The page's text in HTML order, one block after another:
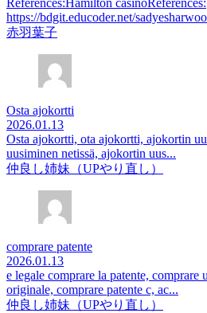
References:Hamilton casinoReferences:
https://bdgit.educoder.net/
赤羽葉子
Osta ajokortti
2026.01.13
Osta ajokortti, ota ajokortti, ajokortin
uusiminen netissä, ajokortin uus...
仲良し姉妹（UPやり直し）
comprare patente
2026.01.13
e legale comprare la patente, comprare
originale, comprare patente c, ac...
仲良し姉妹（UPやり直し）